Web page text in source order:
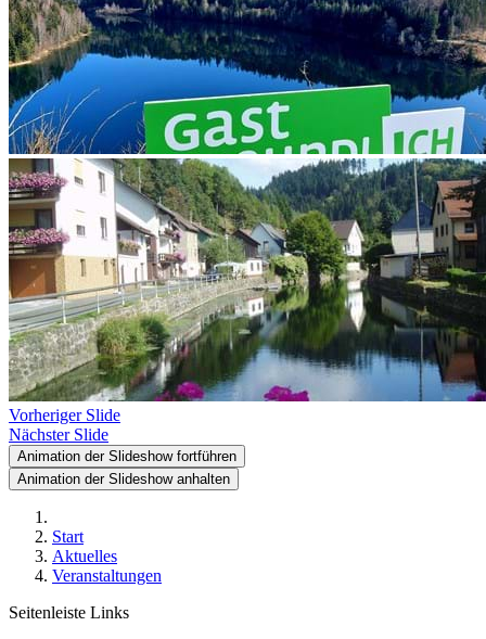
Vorheriger Slide
Nächster Slide
Animation der Slideshow fortführen
Animation der Slideshow anhalten
Start
Aktuelles
Veranstaltungen
Seitenleiste Links